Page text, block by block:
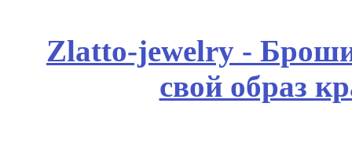
Zlatto-jewelry -
свой образ